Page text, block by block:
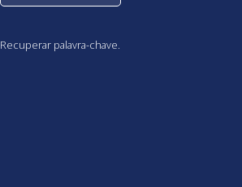
Recuperar palavra-chave.